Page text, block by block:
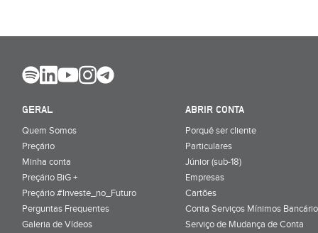
GERAL
Quem Somos
Preçário
Minha conta
Preçário BiG +
Preçário #Investe_no_Futuro
Perguntas Frequentes
Galeria de Vídeos
ABRIR CONTA
Porquê ser cliente
Particulares
Júnior (sub-18)
Empresas
Cartões
Conta Serviços Mínimos
Serviço de Mudança de Conta